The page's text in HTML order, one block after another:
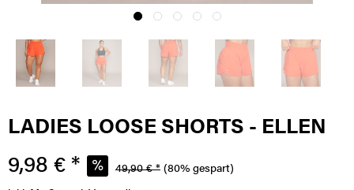
LADIES LOOSE SHORTS - ELLEN
9,98 € * 49,90 € * (80% gespart)